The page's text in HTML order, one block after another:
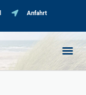
Anfahrt